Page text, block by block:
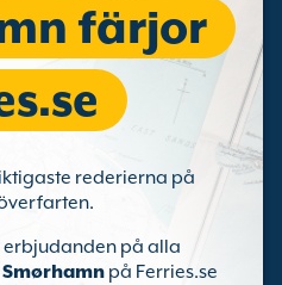
färjor
rederierna på
på alla
på Ferries.se